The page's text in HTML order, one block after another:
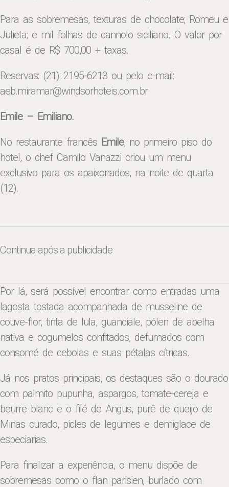
Para as sobremesas, texturas de chocolate; Romeu e
Julieta; e mil folhas de cannolo siciliano. O valor por
casal é de R$ 700,00 + taxas.
Reservas: (21) 2195-6213 ou pelo e-mail:
aeb.miramar@windsorhoteis.com.br
Emile – Emiliano.
No restaurante francês Emile, no primeiro piso do
hotel, o chef Camilo Vanazzi criou um menu
exclusivo para os apaixonados, na noite de quarta
(12).
Continua após a publicidade
Por lá, será possível encontrar como entradas uma
lagosta tostada acompanhada de musseline de
couve-flor, tinta de lula, guanciale, pólen de abelha
nativa e cogumelos confitados, defumados com
consomé de cebolas e suas pétalas cítricas.
Já nos pratos principais, os destaques são o dourado
com palmito pupunha, aspargos, tomate-cereja e
beurre blanc e o filé de Angus, purê de queijo de
Minas curado, picles de legumes e demiglace de
especiarias.
Para finalizar a experiência, o menu dispõe de
sobremesas como o flan parisien, burlado com